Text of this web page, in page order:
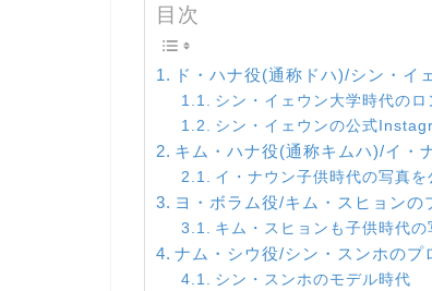
目次
ド・ハナ役(通称ドハ)/シン・イ
シン・イェウン大学時代の
シン・イェウンの公式
キム・ハナ役(通称キムハ)/イ・
イ・ナウン子供時代の写真
ヨ・ボラム役/キム・スヒョンの
キム・スヒョンも子供時代
ナム・シウ役/シン・スンホのプ
シン・スンホのモデル時代